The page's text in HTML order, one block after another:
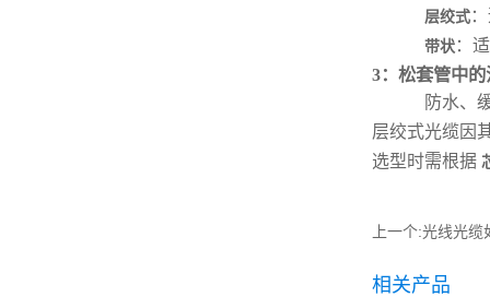
层绞式
带状 ：
3：松套管中
防水、
层绞式光缆因
选型时需根据
上一个:光线光缆
相关产品